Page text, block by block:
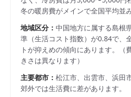
冬の暖房費がメインで全国平均並
地域区分： 中国地方に属する島根
準（生活コスト指数）が0.84で、
トが抑えめの傾向にあります。
きさは異なります）
主要都市： 松江市、出雲市、浜田
郊外では生活費に差があります。